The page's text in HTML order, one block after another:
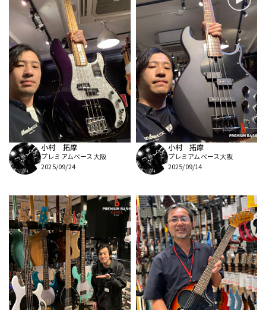
DJ機器 DTM
DTM オンライン納品 レコーディング機器
配信/ライブ機器 楽器アクセサリ
中古 ヴィンテージ
小村 拓摩
プレミアムベース大阪
2025/09/24
小村 拓摩
プレミアムベース大阪
2025/09/14